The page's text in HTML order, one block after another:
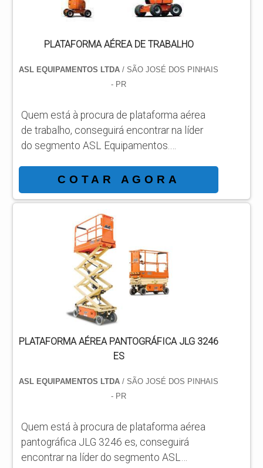
PLATAFORMA AÉREA DE TRABALHO
ASL EQUIPAMENTOS LTDA/ SÃO JOSÉ DOS PINHAIS
- PR
Quem está à procura de plataforma aérea
de trabalho, conseguirá encontrar na líder
do segmento ASL Equipamentos.
própria empresa e descobrindo a líder da
área de atuação. MAIS SOBRE
PLATAFORMA AEREA DE TRABALHO
Quem busca por plataforma aérea de
trabalho em uma companhia comprometida
com os serviços, consegue encontrar o
site da ASL Equipamentos. Especializada
em plataformas elevatórias móveis ...
COTAR AGORA
PLATAFORMA AÉREA PANTOGRÁFICA JLG 3246
ES
ASL EQUIPAMENTOS LTDA/ SÃO JOSÉ DOS PINHAIS
- PR
Quem está à procura de plataforma aérea
pantográfica JLG 3246 es, conseguirá
encontrar na líder do segmento ASL